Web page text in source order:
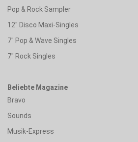
Pop & Rock Sampler
12" Disco Maxi-Singles
7" Pop & Wave Singles
7" Rock Singles
Beliebte Magazine
Bravo
Sounds
Musik-Express